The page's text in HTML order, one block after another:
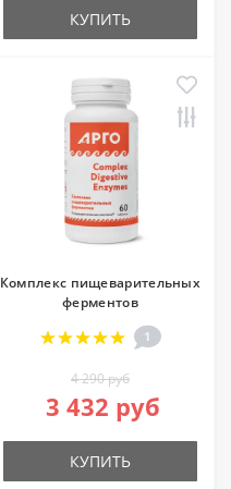
КУПИТЬ
Комплекс пищеварительных
ферментов
1
4 290 руб
3 432 руб
КУПИТЬ